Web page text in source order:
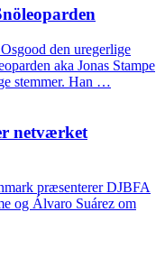
den uregerlige
aka Jonas Stampe
stemmer. Han …
netværket
præsenterer DJBFA
og Álvaro Suárez om